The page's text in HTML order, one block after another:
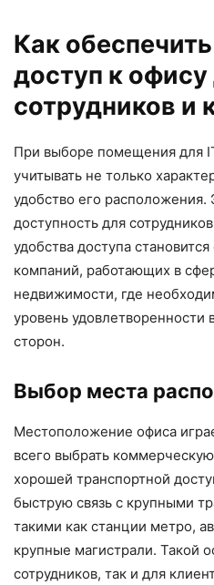
Как
доступ к офису
сотрудников и
При выборе помещения для
учитывать не только
удобство его
доступность для
удобства доступа
компаний, работающих в
недвижимости, где
уровень удовлетворенности
сторон.
Выбор места
Местоположение офиса
всего выбрать
хорошей транспортной
быструю связь с крупными
такими как станции метро,
крупные магистрали. Такой
сотрудников, так и для